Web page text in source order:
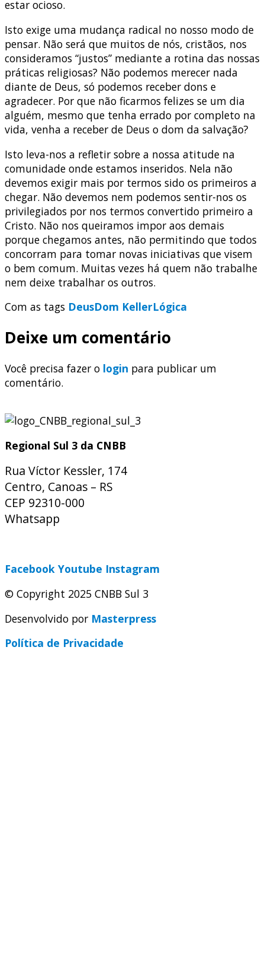
estar ocioso.
Isto exige uma mudança radical no nosso modo de
pensar. Não será que muitos de nós, cristãos, nos
consideramos “justos” mediante a rotina das nossas
práticas religiosas? Não podemos merecer nada
diante de Deus, só podemos receber dons e
agradecer. Por que não ficarmos felizes se um dia
alguém, mesmo que tenha errado por completo na
vida, venha a receber de Deus o dom da salvação?
Isto leva-nos a refletir sobre a nossa atitude na
comunidade onde estamos inseridos. Nela não
devemos exigir mais por termos sido os primeiros a
chegar. Não devemos nem podemos sentir-nos os
privilegiados por nos termos convertido primeiro a
Cristo. Não nos queiramos impor aos demais
porque chegamos antes, não permitindo que todos
concorram para tomar novas iniciativas que visem
o bem comum. Muitas vezes há quem não trabalhe
nem deixe trabalhar os outros.
Com as tags DeusDom KellerLógica
Deixe um comentário
Você precisa fazer o login para publicar um
comentário.
Regional Sul 3 da CNBB
Rua Víctor Kessler, 174
Centro, Canoas – RS
CEP 92310-000
Whatsapp
Facebook Youtube Instagram
© Copyright 2025 CNBB Sul 3
Desenvolvido por Masterpress
Política de Privacidade